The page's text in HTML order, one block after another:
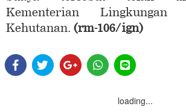
Kementerian
Kehutanan. (rm-106/ign)
loading...